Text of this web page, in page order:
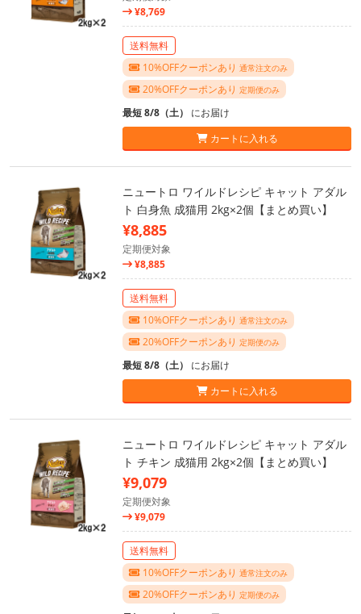
¥8,769
送料無料
10%OFFクーポンあり 通常注文のみ
20%OFFクーポンあり 定期便のみ
最短 8/8（土） にお届け
カートに入れる
ニュートロ ワイルドレシピ キャット アダル
ト 白身魚 成猫用 2kg×2個【まとめ買い】
¥8,885
定期便対象
¥8,885
送料無料
10%OFFクーポンあり 通常注文のみ
20%OFFクーポンあり 定期便のみ
最短 8/8（土） にお届け
カートに入れる
ニュートロ ワイルドレシピ キャット アダル
ト チキン 成猫用 2kg×2個【まとめ買い】
¥9,079
定期便対象
¥9,079
送料無料
10%OFFクーポンあり 通常注文のみ
20%OFFクーポンあり 定期便のみ